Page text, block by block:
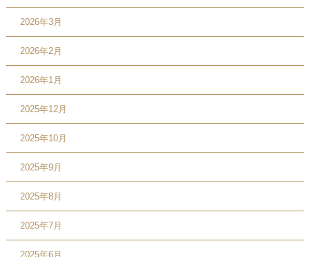
2026年3月
2026年2月
2026年1月
2025年12月
2025年10月
2025年9月
2025年8月
2025年7月
2025年6月